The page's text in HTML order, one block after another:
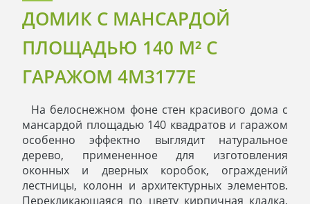
ДОМИК С МАНСАРДОЙ
ПЛОЩАДЬЮ 140 M² С
ГАРАЖОМ 4M3177E
На белоснежном фоне стен красивого дома с
мансардой площадью 140 квадратов и гаражом
особенно эффектно выглядит натуральное
дерево, примененное для изготовления
оконных и дверных коробок, ограждений
лестницы, колонн и архитектурных элементов.
Перекликающаяся по цвету кирпичная кладка,